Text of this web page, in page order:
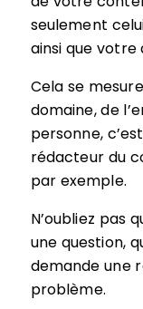
seulement
ainsi que votre
Cela se
domaine, de
personne,
rédacteur du
par exemple.
N’oubliez pas
une question,
demande une
problème.